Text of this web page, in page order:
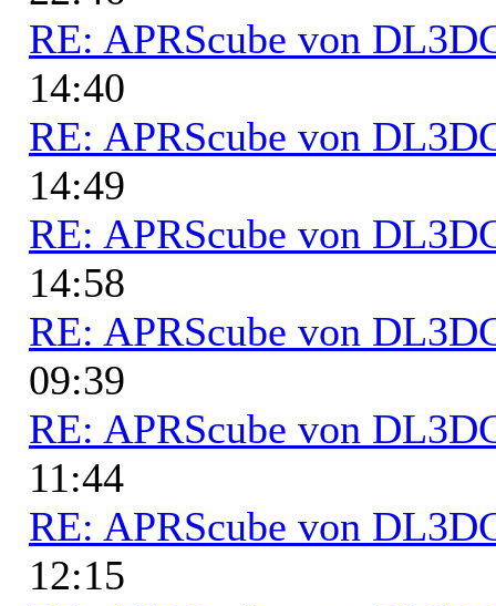
RE: APRScube von
14:40
RE: APRScube von
14:49
RE: APRScube von
14:58
RE: APRScube von
09:39
RE: APRScube von
11:44
RE: APRScube von
12:15